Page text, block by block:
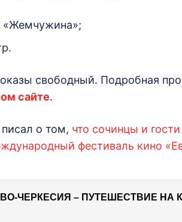
«Жемчужина»;
свободный. Подробная
сайте.
о том, что сочинцы и
фестиваль кино
ЧЕРКЕСИЯ – ПУТЕШЕСТВИЕ НА